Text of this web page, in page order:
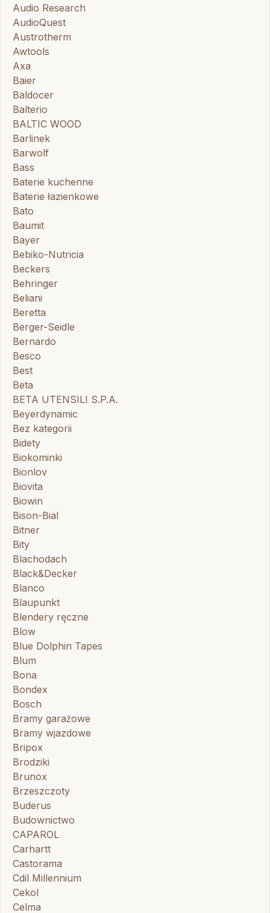
Audio Research
AudioQuest
Austrotherm
Awtools
Axa
Baier
Baldocer
Balterio
BALTIC WOOD
Barlinek
Barwolf
Bass
Baterie kuchenne
Baterie łazienkowe
Bato
Baumit
Bayer
Bebiko-Nutricia
Beckers
Behringer
Beliani
Beretta
Berger-Seidle
Bernardo
Besco
Best
Beta
BETA UTENSILI S.P.A.
Beyerdynamic
Bez kategorii
Bidety
Biokominki
Bionlov
Biovita
Biowin
Bison-Bial
Bitner
Bity
Blachodach
Black&Decker
Blanco
Blaupunkt
Blendery ręczne
Blow
Blue Dolphin Tapes
Blum
Bona
Bondex
Bosch
Bramy garażowe
Bramy wjazdowe
Bripox
Brodziki
Brunox
Brzeszczoty
Buderus
Budownictwo
CAPAROL
Carhartt
Castorama
Cdil Millennium
Cekol
Celma